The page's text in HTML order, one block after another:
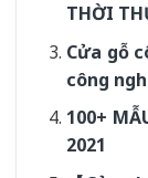
THỜI
Cửa gỗ
công
100+
2021